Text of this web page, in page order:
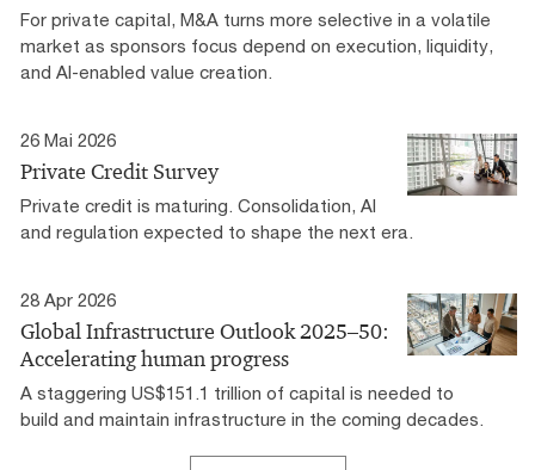
For private capital, M&A turns more selective in a volatile
market as sponsors focus depend on execution, liquidity,
and AI-enabled value creation.​
26 Mai 2026
Private Credit Survey
Private credit is maturing. Consolidation, AI
and regulation expected to shape the next era.
28 Apr 2026
Global Infrastructure Outlook 2025–50:
Accelerating human progress
A staggering US$151.1 trillion of capital is needed to
build and maintain infrastructure in the coming decades.